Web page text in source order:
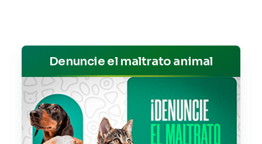
Denuncie el maltrato animal